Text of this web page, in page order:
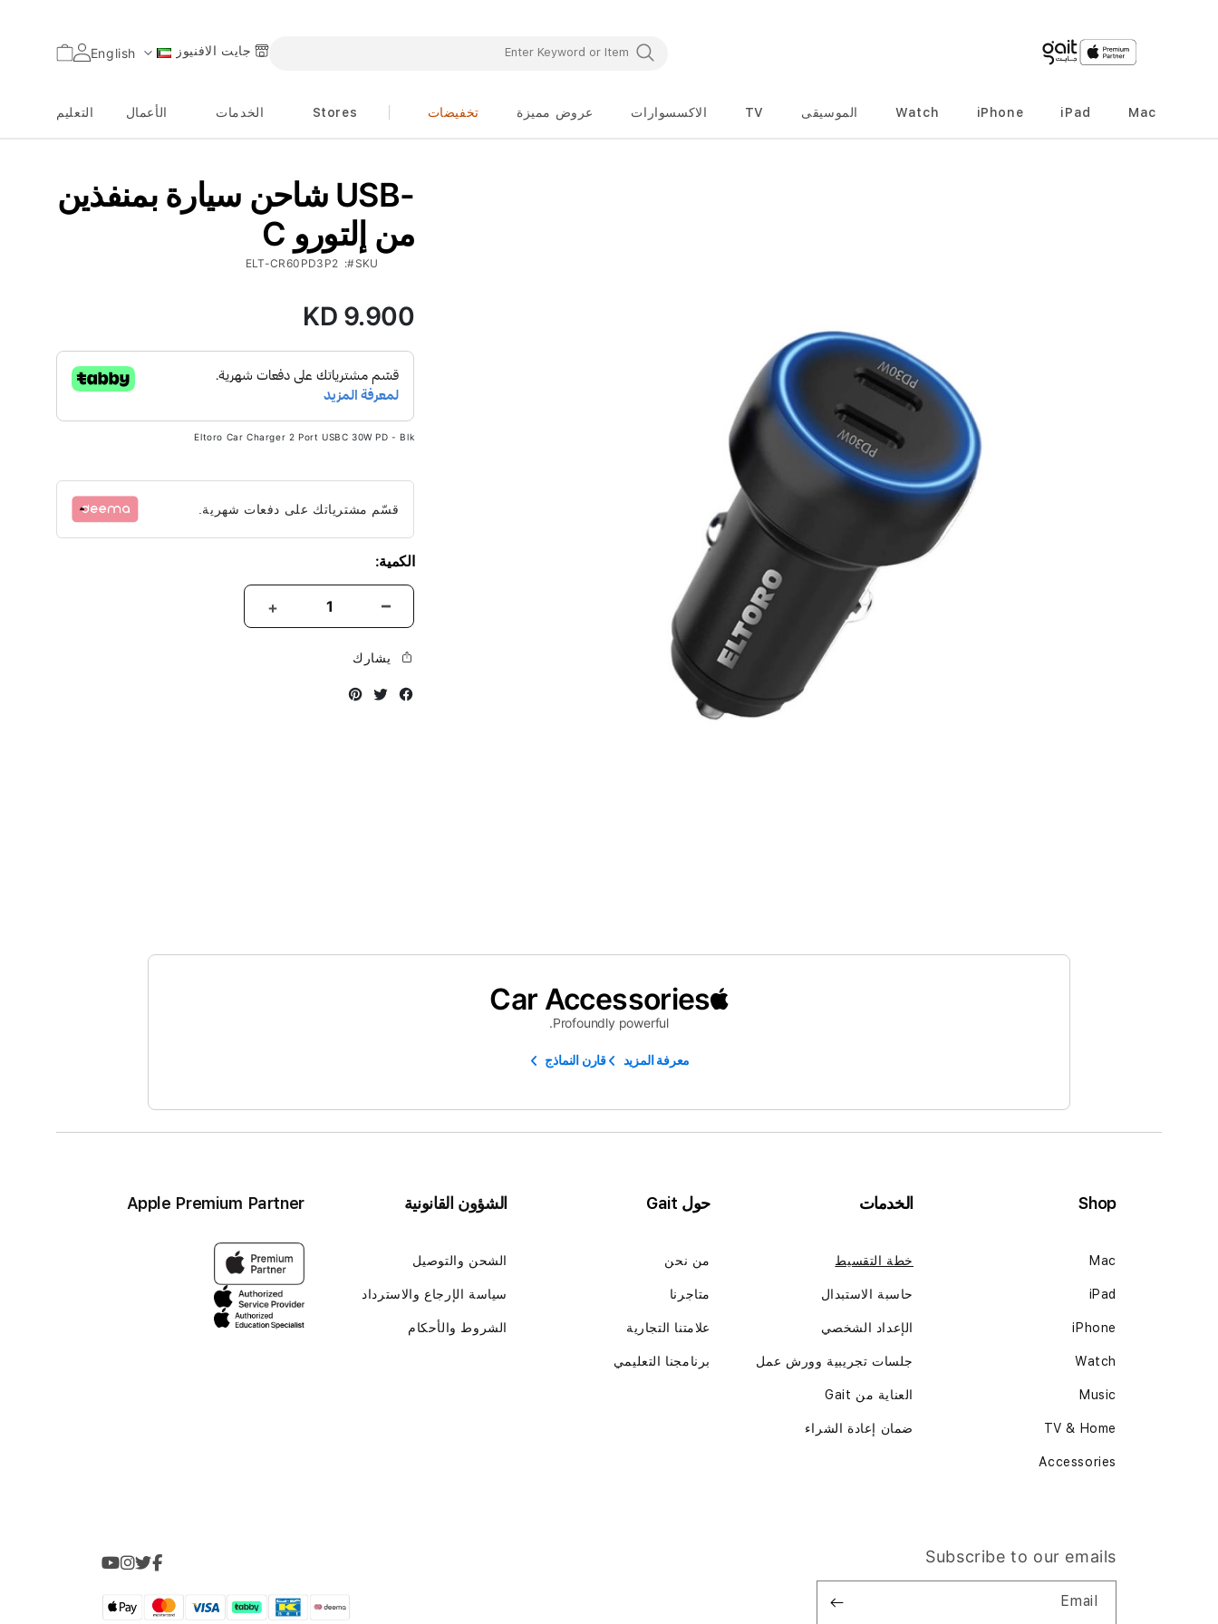
اللغة English جايت الافنيوز السلة
Mac
iPad
iPhone
Watch الموسيقى TV الاكسسوارات عروض مميزة تخفيضات Stores الخدمات الأعمال التعليم
شاحن سيارة بمنفذين USB-
C من إلتورو
KD 9.900
Eltoro Car Charger 2 Port USBC 30W PD - Blk
SKU
ELT-CR60PD3P2
قسّم مشترياتك على دفعات شهرية.
الكمية:
يشارك
Facebook
Twitter
Instagram
Car Accessories
Profoundly powerful.
معرفة المزيد قارن النماذج
Shop
Mac
iPad
iPhone
Watch
Music
TV & Home
Accessories
الخدمات
خطة التقسيط
حاسبة الاستبدال
الإعداد الشخصي
جلسات تجريبية وورش عمل
العناية من Gait
ضمان إعادة الشراء
حول Gait
من نحن
متاجرنا
علامتنا التجارية
برنامجنا التعليمي
الشؤون القانونية
الشحن والتوصيل
سياسة الإرجاع والاسترداد
الشروط والأحكام
Apple Premium Partner
Subscribe to our emails
Email